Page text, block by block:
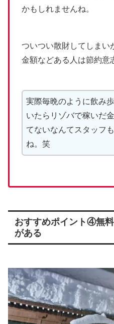
かもしれませんね。
ついつい散財してしまい
金額などある人は節約意
実際毎晩のように飲み
いたらリゾバで稼いだ
てないなんてスタッフ
ね。笑
おすすめポイント④無料
がある